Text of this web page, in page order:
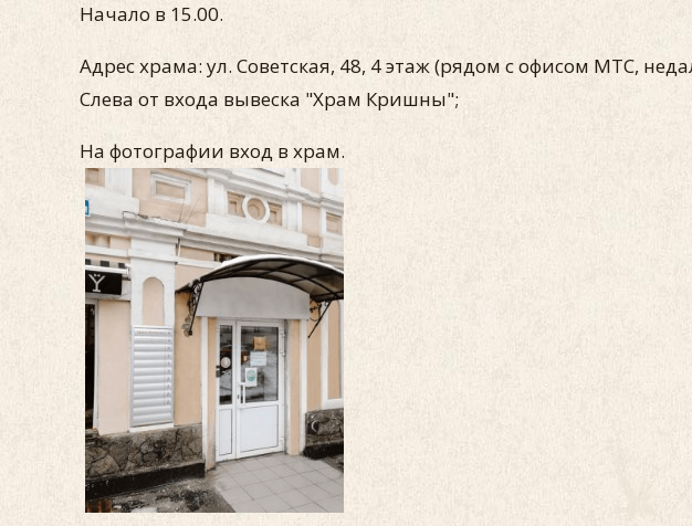
Начало в 15.00.
Адрес храма: ул. Советская, 48, 4 этаж (рядом с офисом МТС,
Слева от входа вывеска "Храм Кришны";
На фотографии вход в храм.